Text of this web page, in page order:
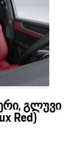
გლუვი
Red)